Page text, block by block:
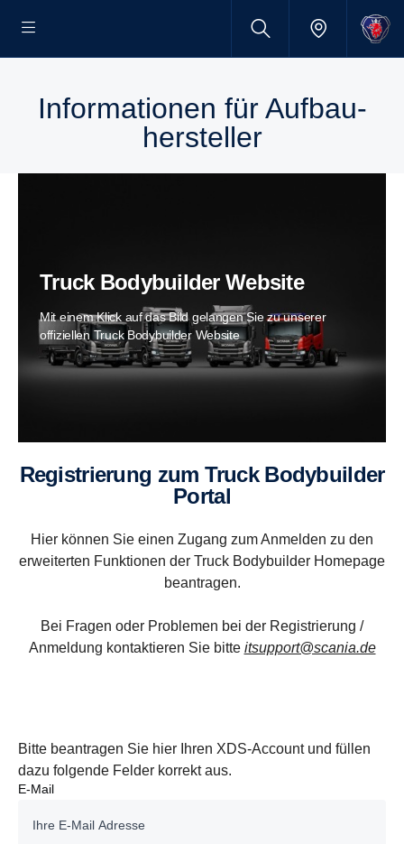
Infor­ma­tionen für Aufbau­
her­steller
Truck Bodybuilder Website
Mit einem Klick auf das Bild gelangen Sie zu unserer
offiziellen Truck Bodybuilder Website
Regis­trie­rung zum Truck Bodybuilder
Portal
Hier können Sie einen Zugang zum Anmelden zu den
erweiterten Funktionen der Truck Bodybuilder Homepage
beantragen.
Bei Fragen oder Problemen bei der Registrierung /
Anmeldung kontaktieren Sie bitte itsupport@scania.de
Bitte beantragen Sie hier Ihren XDS-Account und füllen
dazu folgende Felder korrekt aus.
E-Mail